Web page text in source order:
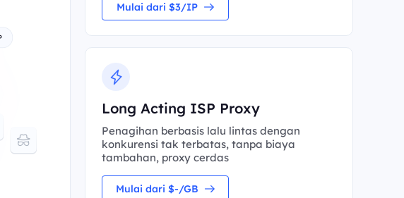
Mulai dari $3/IP
Long Acting ISP Proxy
Penagihan berbasis lalu lintas dengan
konkurensi tak terbatas, tanpa biaya
tambahan, proxy cerdas
Mulai dari $-/GB